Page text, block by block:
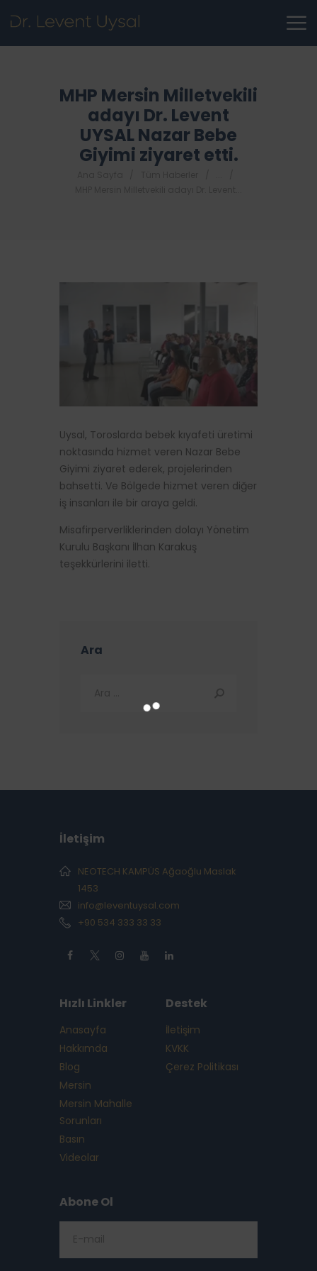
MHP Mersin Milletvekili
adayı Dr. Levent
UYSAL Nazar Bebe
Giyimi ziyaret etti.
Uysal, Toroslarda bebek kıyafeti üretimi
noktasında hizmet veren Nazar Bebe
Giyimi ziyaret ederek, projelerinden
bahsetti. Ve Bölgede hizmet veren diğer
iş insanları ile bir araya geldi.
Misafirperverliklerinden dolayı Yönetim
Kurulu Başkanı İlhan Karakuş
teşekkürlerini iletti.
Ara
İletişim
NEOTECH KAMPÜS Ağaoğlu Maslak
1453
info@leventuysal.com
+90 534 333 33 33
Hızlı Linkler
Anasayfa
Hakkımda
Blog
Mersin
Mersin Mahalle
Sorunları
Basın
Videolar
Destek
İletişim
KVKK
Çerez Politikası
Abone Ol